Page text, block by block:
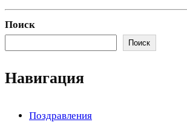
Поиск
Поиск
Навигация
Поздравления